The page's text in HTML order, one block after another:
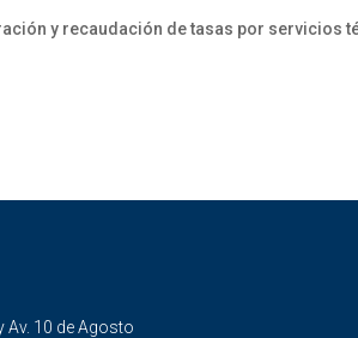
y recaudación de tasas por servicios
Av. 10 de Agosto